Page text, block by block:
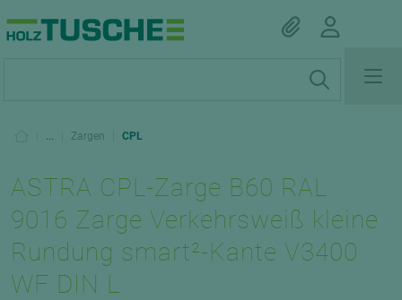
... Zargen CPL
ASTRA CPL-Zarge B60 RAL
9016 Zarge Verkehrsweiß kleine
Rundung smart²-Kante V3400
WF DIN L